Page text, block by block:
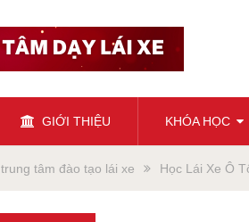
GIỚI THIỆU KHÓA HỌC
trung tâm đào tạo lái xe Học Lái Xe Ô